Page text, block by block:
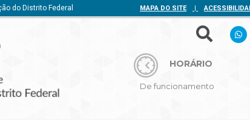
do Distrito Federal MAPA DO SITE |
HORÁRIO
De funcionamento